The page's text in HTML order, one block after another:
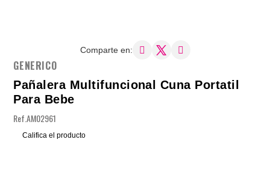
Comparte en:
GENERICO
Pañalera Multifuncional Cuna Portatil
Para Bebe
Ref.AM02961
Califica el producto